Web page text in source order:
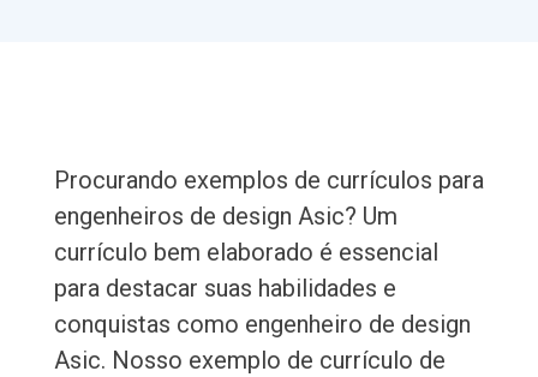
Procurando exemplos de currículos para
engenheiros de design Asic? Um
currículo bem elaborado é essencial
para destacar suas habilidades e
conquistas como engenheiro de design
Asic. Nosso exemplo de currículo de